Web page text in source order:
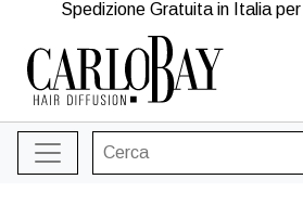
Spedizione Gratuita in Italia